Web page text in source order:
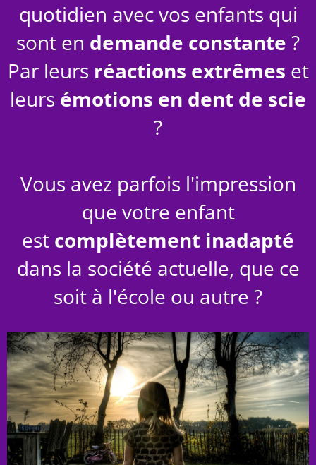
quotidien avec vos enfants qui
sont en demande constante ?
Par leurs réactions extrêmes et
leurs émotions en dent de scie
?
Vous avez parfois l'impression
que votre enfant
est complètement inadapté
dans la société actuelle, que ce
soit à l'école ou autre ?